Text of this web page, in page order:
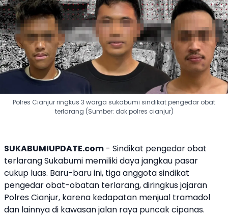
Polres Cianjur ringkus 3 warga sukabumi sindikat pengedar obat
terlarang (Sumber: dok polres cianjur)
SUKABUMIUPDATE.com - Sindikat pengedar obat
terlarangSukabumi memiliki daya jangkau pasar
cukup luas. Baru-baru ini, tiga anggota sindikat
pengedar obat-obatan terlarang, diringkus jajaran
Polres Cianjur, karena kedapatan menjual tramadol
dan lainnya di kawasan jalan raya puncak cipanas.